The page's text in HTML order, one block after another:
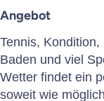
Angebot
Tennis,
Baden und viel
Wetter findet ein
soweit wie